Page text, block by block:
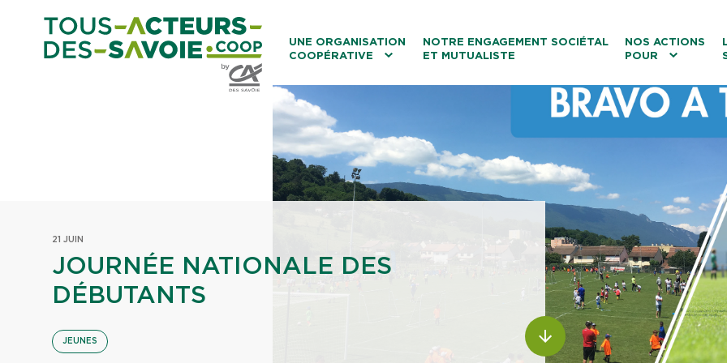
UNE ORGANISATION
COOPÉRATIVE
Caisses Locales
NOTRE ENGAGEMENT SOCIÉTAL
ET MUTUALISTE
NOS ACTIONS
POUR
Le tourisme
Les transitions
La biodiversité
21 JUIN
JOURNÉE NATIONALE DES
DÉBUTANTS
JEUNES